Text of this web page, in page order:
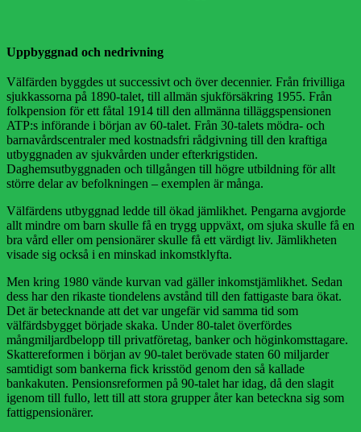
Uppbyggnad och nedrivning
Välfärden byggdes ut successivt och över decennier. Från frivilliga
sjukkassorna på 1890-talet, till allmän sjukförsäkring 1955. Från
folkpension för ett fåtal 1914 till den allmänna tilläggspensionen
ATP:s införande i början av 60-talet. Från 30-talets mödra- och
barnavårdscentraler med kostnadsfri rådgivning till den kraftiga
utbyggnaden av sjukvården under efterkrigstiden.
Daghemsutbyggnaden och tillgången till högre utbildning för allt
större delar av befolkningen – exemplen är många.
Välfärdens utbyggnad ledde till ökad jämlikhet. Pengarna avgjorde
allt mindre om barn skulle få en trygg uppväxt, om sjuka skulle få en
bra vård eller om pensionärer skulle få ett värdigt liv. Jämlikheten
visade sig också i en minskad inkomstklyfta.
Men kring 1980 vände kurvan vad gäller inkomstjämlikhet. Sedan
dess har den rikaste tiondelens avstånd till den fattigaste bara ökat.
Det är betecknande att det var ungefär vid samma tid som
välfärdsbygget började skaka. Under 80-talet överfördes
mångmiljardbelopp till privatföretag, banker och höginkomsttagare.
Skattereformen i början av 90-talet berövade staten 60 miljarder
samtidigt som bankerna fick krisstöd genom den så kallade
bankakuten. Pensionsreformen på 90-talet har idag, då den slagit
igenom till fullo, lett till att stora grupper åter kan beteckna sig som
fattigpensionärer.